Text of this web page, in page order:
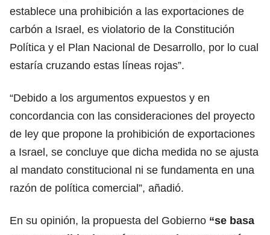
establece una prohibición a las exportaciones de
carbón a Israel, es violatorio de la Constitución
Política y el Plan Nacional de Desarrollo, por lo cual
estaría cruzando estas líneas rojas”.
“Debido a los argumentos expuestos y en
concordancia con las consideraciones del proyecto
de ley que propone la prohibición de exportaciones
a Israel, se concluye que dicha medida no se ajusta
al mandato constitucional ni se fundamenta en una
razón de política comercial”, añadió.
En su opinión, la propuesta del Gobierno “se basa